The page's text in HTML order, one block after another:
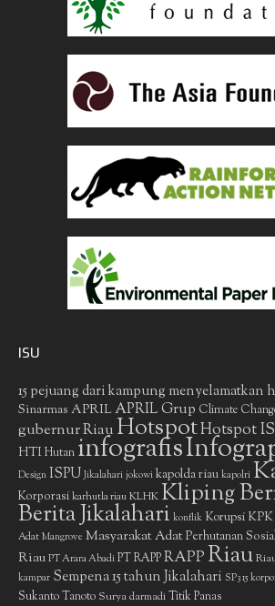
ISU
15 pejuang dari kampung menyelamatkan
Sinarmas APRIL APRIL Grup Climate
gubernur RiauHotspotHotspot
HTIHutan infografis
Design ISPU Jikalahari jokowi kapolda riau kapolri
Korporasikarhutla riauKLHKKliping
Berita Jikalahari konflik Korupsi KPK
Adat Mangrove Masyarakat AdatPerhutanan
Riau PT Arara Abadi PT RAPPRAPPRiau
kampar Sempena 15 tahun Jikalahari SP3 15
Sukanto Tanoto Surya darmadiTitik Panas